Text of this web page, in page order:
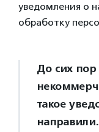
уведомления о
обработку
До сих пор
такое